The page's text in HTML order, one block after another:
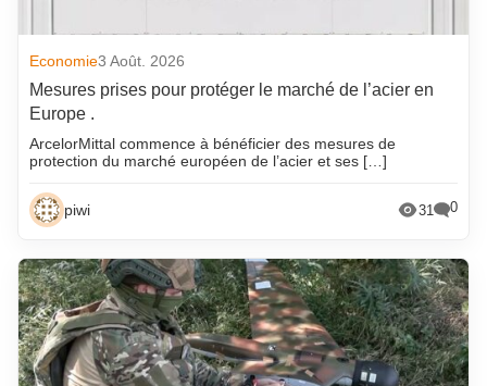
Economie3 Août. 2026
Mesures prises pour protéger le marché de l’acier en
Europe .
ArcelorMittal commence à bénéficier des mesures de
protection du marché européen de l’acier et ses […]
piwi 31 0